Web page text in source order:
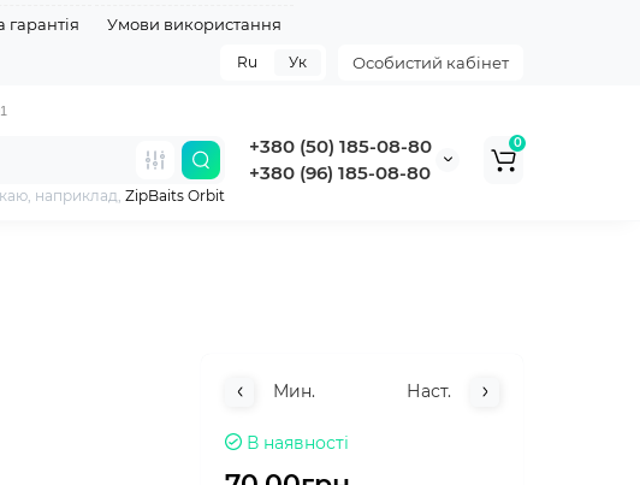
Умови використання
Особистий кабінет
Ru Ук
+380 (50) 185-08-80
+380 (96) 185-08-80
наприклад, ZipBaits Orbit
0
Мин. Наст.
В наявності